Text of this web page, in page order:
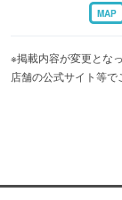
MAP
※掲載内容が変更とな
店舗の公式サイト等で